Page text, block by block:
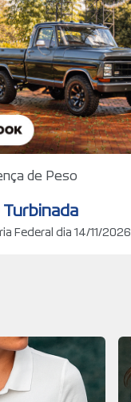
de Peso
Federal dia 14/11/2026